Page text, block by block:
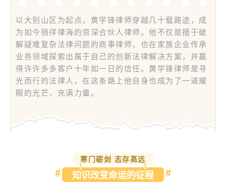
以大别山区为起点，黄学锋律师穿越几十载路途，成
为如今徜徉律海的资深合伙人律师。他不仅是擅于破
解疑难复杂法律问题的商事律师，也在家族企业传承
业务领域探索出属于自己的创新法律解决方案，并赢
得许许多多客户十年如一日的信任。黄学锋律师是寻
光而行的法律人，在这条路上他自身也成为了一道耀
眼的光芒，充满力量。
寒门砺剑 志存高远
# 知识改变命运的征程 #